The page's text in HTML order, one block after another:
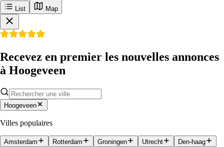
List Map
Recevez en premier les nouvelles annonces
à Hoogeveen
Hoogeveen
Villes populaires
Amsterdam Rotterdam Groningen Utrecht
Den-haag